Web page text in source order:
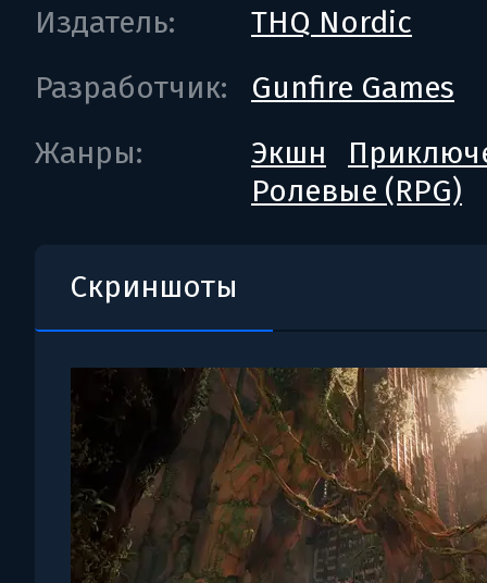
Издатель:
THQ Nordic
Разработчик:
Gunfire Games
Жанры:
Экшн
Ролевые (RPG)
Скриншоты